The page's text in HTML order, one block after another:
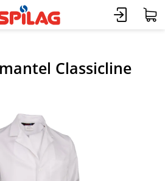
Classicline